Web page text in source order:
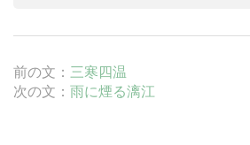
前の文： 三寒四温
次の文： 雨に煙る漓江